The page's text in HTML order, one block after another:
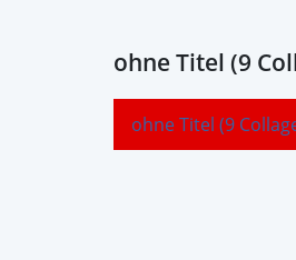
ohne Titel (9
ohne Titel (9